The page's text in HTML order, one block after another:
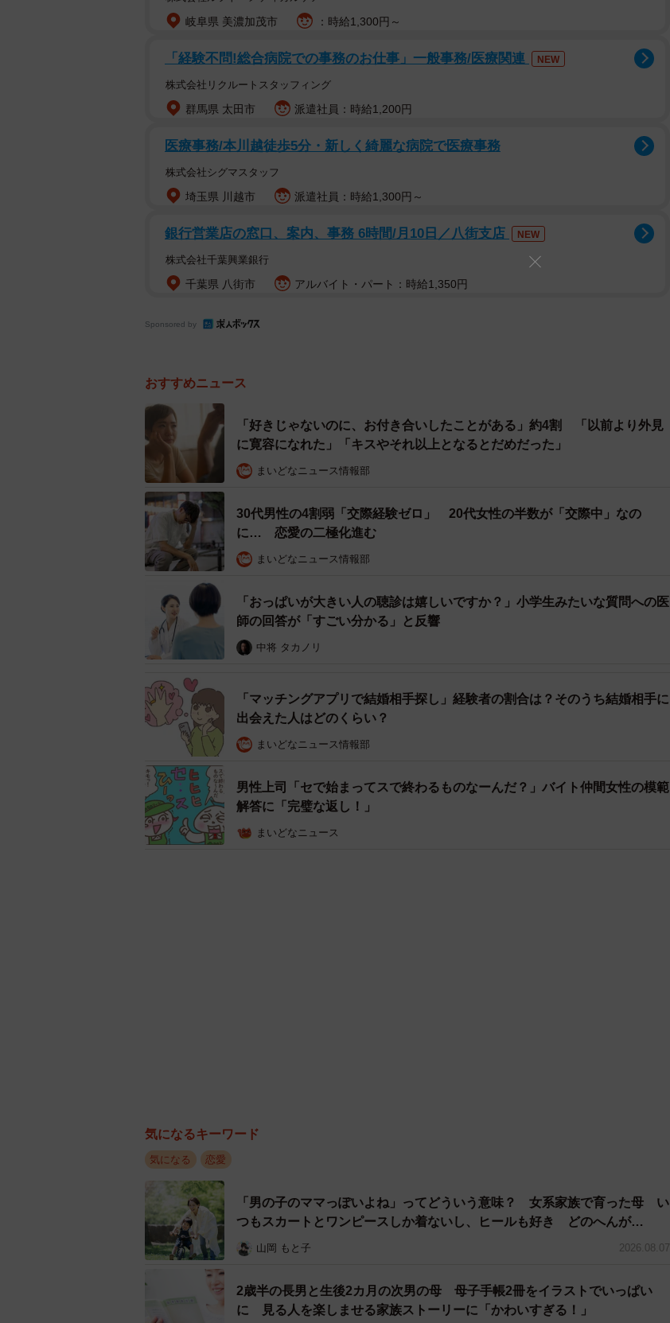
岐阜県 美濃加茂市 ：時給1,300円～
「経験不問!総合病院での事務のお仕事」一般事務/医療関連 NEW
株式会社リクルートスタッフィング
群馬県 太田市 派遣社員：時給1,200円
医療事務/本川越徒歩5分・新しく綺麗な病院で医療事務
株式会社シグマスタッフ
埼玉県 川越市 派遣社員：時給1,300円～
銀行営業店の窓口、案内、事務 6時間/月10日／八街支店 NEW
株式会社千葉興業銀行
千葉県 八街市 アルバイト・パート：時給1,350円
Sponsored by
おすすめニュース
「好きじゃないのに、お付き合いしたことがある」約4割 「以前より外見
に寛容になれた」「キスやそれ以上となるとだめだった」
まいどなニュース情報部
30代男性の4割弱「交際経験ゼロ」 20代女性の半数が「交際中」なの
に… 恋愛の二極化進む
まいどなニュース情報部
「おっぱいが大きい人の聴診は嬉しいですか？」小学生みたいな質問への医
師の回答が「すごい分かる」と反響
中将 タカノリ
「マッチングアプリで結婚相手探し」経験者の割合は？そのうち結婚相手に
出会えた人はどのくらい？
まいどなニュース情報部
男性上司「セで始まってスで終わるものなーんだ？」バイト仲間女性の模範
解答に「完璧な返し！」
まいどなニュース
気になるキーワード
気になる 恋愛
「男の子のママっぽいよね」ってどういう意味？ 女系家族で育った母 い
つもスカートとワンピースしか着ないし、ヒールも好き どのへんが…
山岡 もと子 2026.08.07
2歳半の長男と生後2カ月の次男の母 母子手帳2冊をイラストでいっぱい
に 見る人を楽しませる家族ストーリーに「かわいすぎる！」